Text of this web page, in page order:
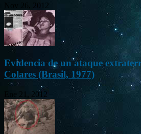
Nov 26, 2012
Evidencia de un ataque
Colares (Brasil, 1977)
Ene 21, 2012